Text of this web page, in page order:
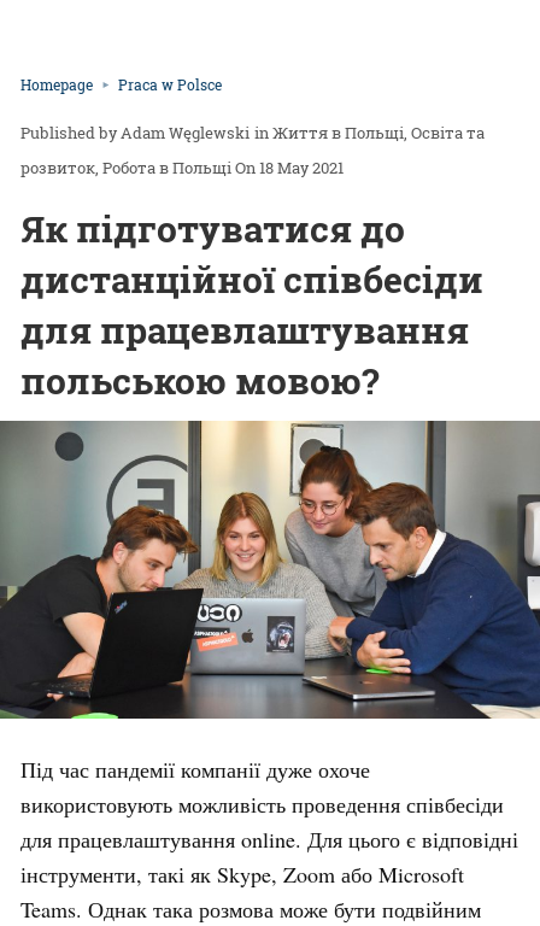
Homepage Praca w Polsce
Adam Węglewski inЖиття в Польщі Освіта та
розвиток Робота в ПольщіOn 18 May 2021
Як підготуватися до
дистанційної співбесіди
для працевлаштування
польською мовою?
Під час пандемії компанії дуже охоче
використовують можливість проведення співбесіди
для працевлаштування online. Для цього є відповідні
інструменти, такі як Skype, Zoom або Microsoft
Teams. Однак така розмова може бути подвійним